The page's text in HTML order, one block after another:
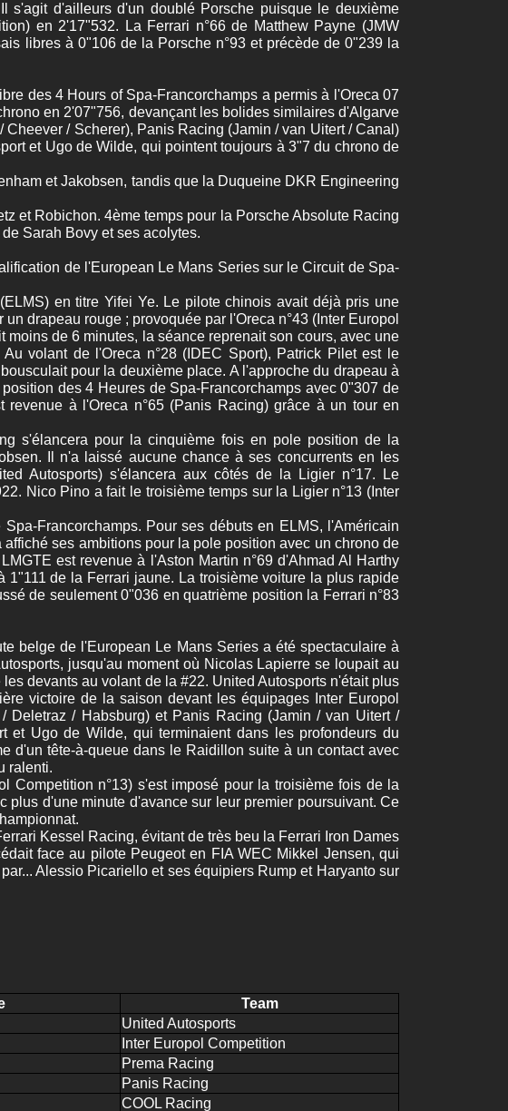
d'ailleurs d'un doublé Porsche puisque le deuxième
en 2'17"532. La Ferrari n°66 de Matthew Payne (JMW
libres à 0"106 de la Porsche n°93 et précède de 0"239 la
des 4 Hours of Spa-Francorchamps a permis à l'Oreca 07
en 2'07"756, devançant les bolides similaires d'Algarve
/ Scherer), Panis Racing (Jamin / van Uitert / Canal)
et Ugo de Wilde, qui pointent toujours à 3"7 du chrono de
et Jakobsen, tandis que la Duqueine DKR Engineering
et Robichon. 4ème temps pour la Porsche Absolute Racing
Sarah Bovy et ses acolytes.
de l'European Le Mans Series sur le Circuit de Spa-
en titre Yifei Ye. Le pilote chinois avait déjà pris une
drapeau rouge ; provoquée par l'Oreca n°43 (Inter Europol
de 6 minutes, la séance reprenait son cours, avec une
volant de l'Oreca n°28 (IDEC Sport), Patrick Pilet est le
pour la deuxième place. A l'approche du drapeau à
des 4 Heures de Spa-Francorchamps avec 0"307 de
à l'Oreca n°65 (Panis Racing) grâce à un tour en
s'élancera pour la cinquième fois en pole position de la
Il n'a laissé aucune chance à ses concurrents en les
Autosports) s'élancera aux côtés de la Ligier n°17. Le
Nico Pino a fait le troisième temps sur la Ligier n°13 (Inter
Francorchamps. Pour ses débuts en ELMS, l'Américain
ses ambitions pour la pole position avec un chrono de
est revenue à l'Aston Martin n°69 d'Ahmad Al Harthy
de la Ferrari jaune. La troisième voiture la plus rapide
de seulement 0"036 en quatrième position la Ferrari n°83
belge de l'European Le Mans Series a été spectaculaire à
jusqu'au moment où Nicolas Lapierre se loupait au
devants au volant de la #22. United Autosports n'était plus
victoire de la saison devant les équipages Inter Europol
Deletraz / Habsburg) et Panis Racing (Jamin / van Uitert /
et Ugo de Wilde, qui terminaient dans les profondeurs du
d'un tête-à-queue dans le Raidillon suite à un contact avec
ralenti.
Competition n°13) s'est imposé pour la troisième fois de la
d'une minute d'avance sur leur premier poursuivant. Ce
Kessel Racing, évitant de très beu la Ferrari Iron Dames
face au pilote Peugeot en FIA WEC Mikkel Jensen, qui
Alessio Picariello et ses équipiers Rump et Haryanto sur
Team
United Autosports
Inter Europol Competition
Prema Racing
Panis Racing
COOL Racing